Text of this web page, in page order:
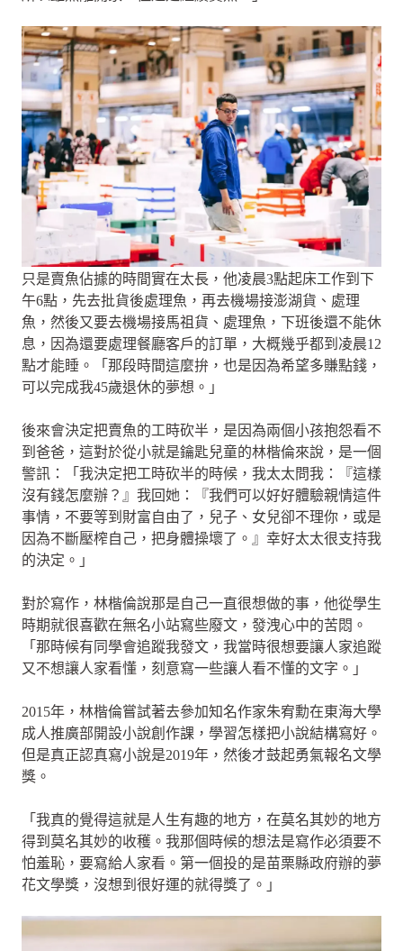
只是賣魚佔據的時間實在太長，他凌晨3點起床工作到下
午6點，先去批貨後處理魚，再去機場接澎湖貨、處理
魚，然後又要去機場接馬祖貨、處理魚，下班後還不能休
息，因為還要處理餐廳客戶的訂單，大概幾乎都到凌晨12
點才能睡。「那段時間這麼拚，也是因為希望多賺點錢，
可以完成我45歲退休的夢想。」
後來會決定把賣魚的工時砍半，是因為兩個小孩抱怨看不
到爸爸，這對於從小就是鑰匙兒童的林楷倫來說，是一個
警訊：「我決定把工時砍半的時候，我太太問我：『這樣
沒有錢怎麼辦？』我回她：『我們可以好好體驗親情這件
事情，不要等到財富自由了，兒子、女兒卻不理你，或是
因為不斷壓榨自己，把身體操壞了。』幸好太太很支持我
的決定。」
對於寫作，林楷倫說那是自己一直很想做的事，他從學生
時期就很喜歡在無名小站寫些廢文，發洩心中的苦悶。
「那時候有同學會追蹤我發文，我當時很想要讓人家追蹤
又不想讓人家看懂，刻意寫一些讓人看不懂的文字。」
2015年，林楷倫嘗試著去參加知名作家朱宥勳在東海大學
成人推廣部開設小說創作課，學習怎樣把小說結構寫好。
但是真正認真寫小說是2019年，然後才鼓起勇氣報名文學
獎。
「我真的覺得這就是人生有趣的地方，在莫名其妙的地方
得到莫名其妙的收穫。我那個時候的想法是寫作必須要不
怕羞恥，要寫給人家看。第一個投的是苗栗縣政府辦的夢
花文學獎，沒想到很好運的就得獎了。」